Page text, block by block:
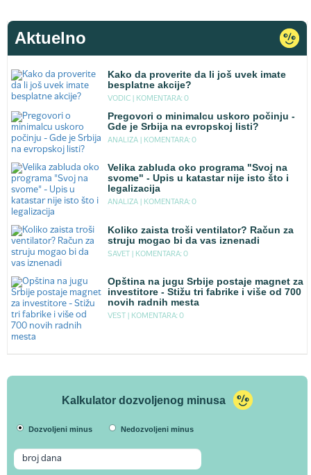
Aktuelno
Kako da proverite da li još uvek imate
besplatne akcije?
VODIC | KOMENTARA: 0
Pregovori o minimalcu uskoro počinju -
Gde je Srbija na evropskoj listi?
ANALIZA | KOMENTARA: 0
Velika zabluda oko programa "Svoj na
svome" - Upis u katastar nije isto što i
legalizacija
ANALIZA | KOMENTARA: 0
Koliko zaista troši ventilator? Račun za
struju mogao bi da vas iznenadi
SAVET | KOMENTARA: 0
Opština na jugu Srbije postaje magnet za
investitore - Stižu tri fabrike i više od 700
novih radnih mesta
VEST | KOMENTARA: 0
Kalkulator dozvoljenog minusa
Dozvoljeni minus Nedozvoljeni minus